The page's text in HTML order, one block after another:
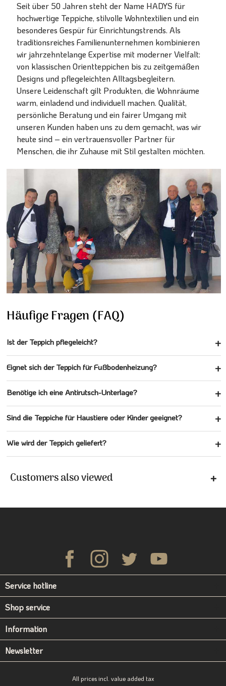
Seit über 50 Jahren steht der Name HADYS für
hochwertige Teppiche, stilvolle Wohntextilien und ein
besonderes Gespür für Einrichtungstrends. Als
traditionsreiches Familienunternehmen kombinieren
wir jahrzehntelange Expertise mit moderner Vielfalt:
von klassischen Orientteppichen bis zu zeitgemäßen
Designs und pflegeleichten Alltagsbegleitern.
Unsere Leidenschaft gilt Produkten, die Wohnräume
warm, einladend und individuell machen. Qualität,
persönliche Beratung und ein fairer Umgang mit
unseren Kunden haben uns zu dem gemacht, was wir
heute sind – ein vertrauensvoller Partner für
Menschen, die ihr Zuhause mit Stil gestalten möchten.
Häufige Fragen (FAQ)
Ist der Teppich pflegeleicht?
Eignet sich der Teppich für Fußbodenheizung?
Benötige ich eine Antirutsch-Unterlage?
Sind die Teppiche für Haustiere oder Kinder geeignet?
Wie wird der Teppich geliefert?
Customers also viewed
Service hotline
Shop service
Information
Newsletter
All prices incl. value added tax